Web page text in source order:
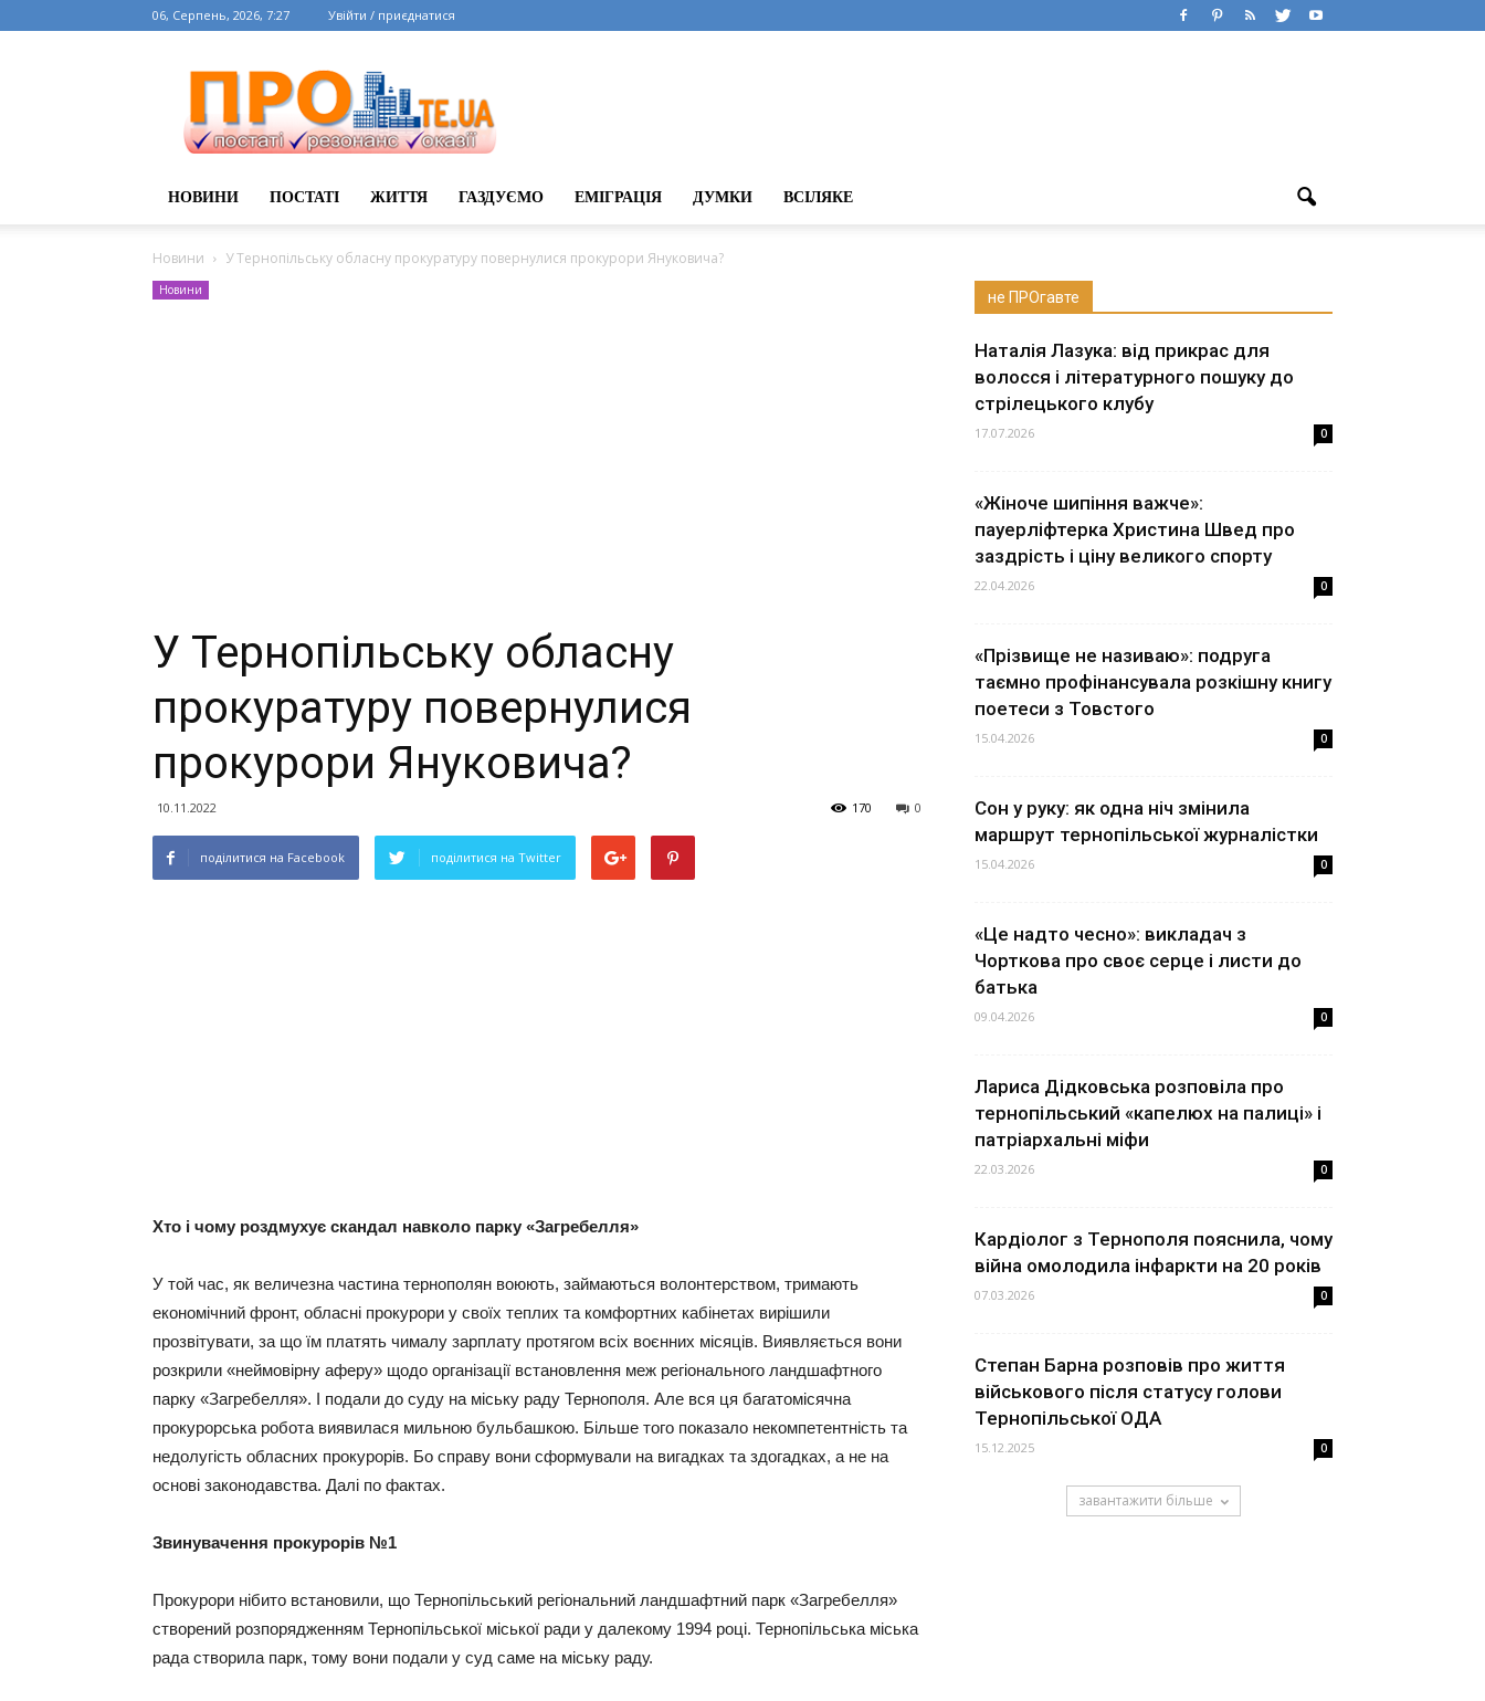
06, Серпень, 2026, 7:27 Увійти / приєднатися
НОВИНИ ПОСТАТІ ЖИТТЯ ГАЗДУЄМО ЕМІГРАЦІЯ ДУМКИ ВСІЛЯКЕ
Новини У Тернопільську обласну прокуратуру повернулися прокурори Януковича?
Новини
У Тернопільську обласну
прокуратуру повернулися
прокурори Януковича?
10.11.2022 0
170
поділитися на Facebook поділитися на Twitter
Хто і чому роздмухує скандал навколо парку «Загребелля»
У той час, як величезна частина тернополян воюють, займаються волонтерством, тримають
економічний фронт, обласні прокурори у своїх теплих та комфортних кабінетах вирішили
прозвітувати, за що їм платять чималу зарплату протягом всіх воєнних місяців. Виявляється вони
розкрили «неймовірну аферу» щодо організації встановлення меж регіонального ландшафтного
парку «Загребелля». І подали до суду на міську раду Тернополя. Але вся ця багатомісячна
прокурорська робота виявилася мильною бульбашкою. Більше того показало некомпетентність та
недолугість обласних прокурорів. Бо справу вони сформували на вигадках та здогадках, а не на
основі законодавства. Далі по фактах.
Звинувачення прокурорів №1
Прокурори нібито встановили, що Тернопільський регіональний ландшафтний парк «Загребелля»
створений розпорядженням Тернопільської міської ради у далекому 1994 році. Тернопільська міська
рада створила парк, тому вони подали у суд саме на міську раду.
не ПРОгавте
Наталія Лазука: від прикрас для
волосся і літературного пошуку до
стрілецького клубу
17.07.2026 0
«Жіноче шипіння важче»:
пауерліфтерка Христина Швед про
заздрість і ціну великого спорту
22.04.2026 0
«Прізвище не називаю»: подруга
таємно профінансувала розкішну книгу
поетеси з Товстого
15.04.2026 0
Сон у руку: як одна ніч змінила
маршрут тернопільської журналістки
15.04.2026 0
«Це надто чесно»: викладач з
Чорткова про своє серце і листи до
батька
09.04.2026 0
Лариса Дідковська розповіла про
тернопільський «капелюх на палиці» і
патріархальні міфи
22.03.2026 0
Кардіолог з Тернополя пояснила, чому
війна омолодила інфаркти на 20 років
07.03.2026 0
Степан Барна розповів про життя
військового після статусу голови
Тернопільської ОДА
15.12.2025 0
завантажити більше